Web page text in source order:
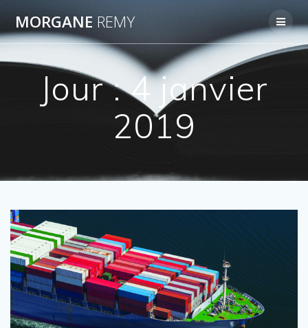
MORGANE REMY
Jour :4 janvier
2019